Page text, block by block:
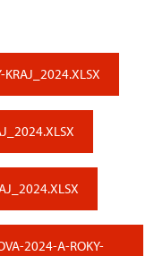
KRAJ_2024.XLSX
2024-A-ROKY-